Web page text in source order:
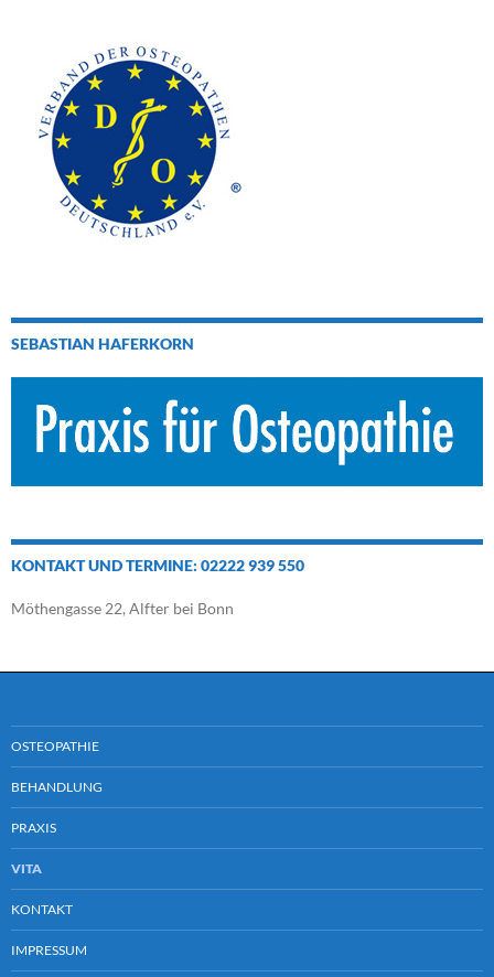
SEBASTIAN HAFERKORN
KONTAKT UND TERMINE: 02222 939 550
Möthengasse 22, Alfter bei Bonn
OSTEOPATHIE
BEHANDLUNG
PRAXIS
VITA
KONTAKT
IMPRESSUM